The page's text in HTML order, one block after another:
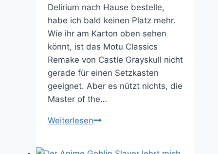
Delirium nach Hause bestelle,
habe ich bald keinen Platz mehr.
Wie ihr am Karton oben sehen
könnt, ist das Motu Classics
Remake von Castle Grayskull nicht
gerade für einen Setzkasten
geeignet. Aber es nützt nichts, die
Master of the…
WeiterlesenAls